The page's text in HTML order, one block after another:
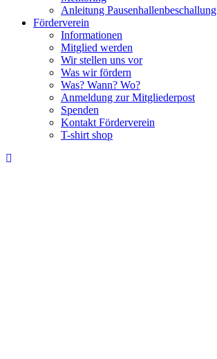
Anleitung Pausenhallenbeschallung
Förderverein
Informationen
Mitglied werden
Wir stellen uns vor
Was wir fördern
Was? Wann? Wo?
Anmeldung zur Mitgliederpost
Spenden
Kontakt Förderverein
T-shirt shop